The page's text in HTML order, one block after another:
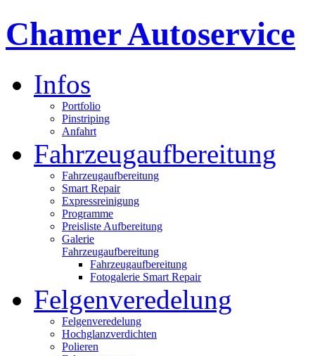
Chamer Autoservice
Infos
Portfolio
Pinstriping
Anfahrt
Fahrzeugaufbereitung
Fahrzeugaufbereitung
Smart Repair
Expressreinigung
Programme
Preisliste Aufbereitung
Galerie
Fahrzeugaufbereitung
Fahrzeugaufbereitung
Fotogalerie Smart Repair
Felgenveredelung
Felgenveredelung
Hochglanzverdichten
Polieren